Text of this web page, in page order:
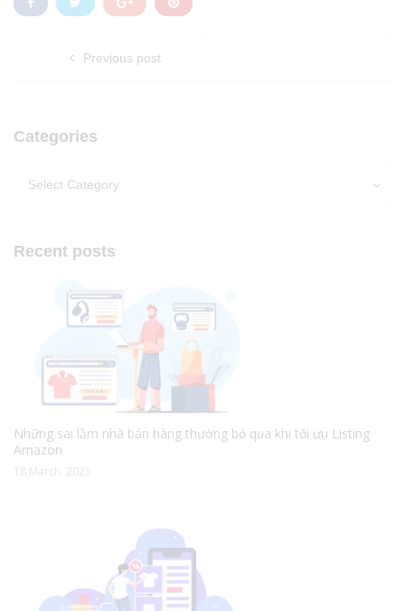
Previous post
Categories
Select Category
Recent posts
Những sai lầm nhà bán hàng thường bỏ qua khi tối ưu Listing
Amazon
18 March, 2025